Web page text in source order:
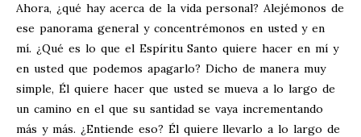
Ahora, ¿qué hay acerca de la vida personal? Alejémonos de
ese panorama general y concentrémonos en usted y en
mí. ¿Qué es lo que el Espíritu Santo quiere hacer en mí y
en usted que podemos apagarlo? Dicho de manera muy
simple, Él quiere hacer que usted se mueva a lo largo de
un camino en el que su santidad se vaya incrementando
más y más. ¿Entiende eso? Él quiere llevarlo a lo largo de